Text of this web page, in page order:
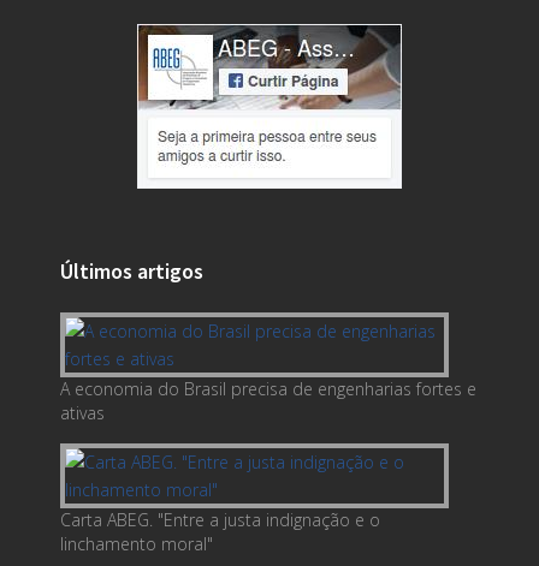
Últimos artigos
A economia do Brasil precisa de engenharias fortes e
ativas
Carta ABEG. "Entre a justa indignação e o
linchamento moral"